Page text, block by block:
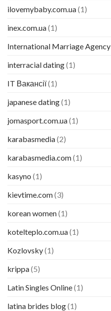
ilovemybaby.com.ua(1)
inex.com.ua(1)
International Marriage Agency
interracial dating(1)
IT Вакансії(1)
japanese dating(1)
jomasport.com.ua(1)
karabasmedia(2)
karabasmedia.com(1)
kasyno (1)
kievtime.com(3)
korean women(1)
kotelteplo.com.ua(1)
Kozlovsky(1)
krippa(5)
Latin Singles Online(1)
latina brides blog(1)